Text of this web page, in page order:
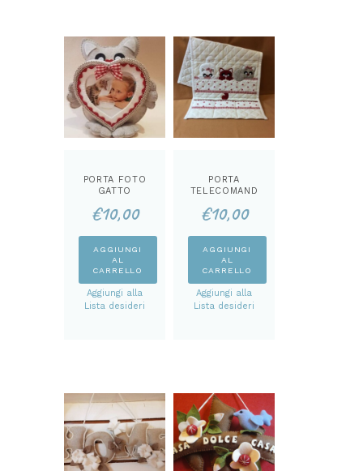
PORTA FOTO
GATTO
LO
€10,00
AGGIUNGI
AL
CARRELLO
Aggiungi alla
Lista desideri
PORTA
TELECOMAND
CARTAMODEL
€10,00
AGGIUNGI
AL
CARRELLO
Aggiungi alla
Lista desideri